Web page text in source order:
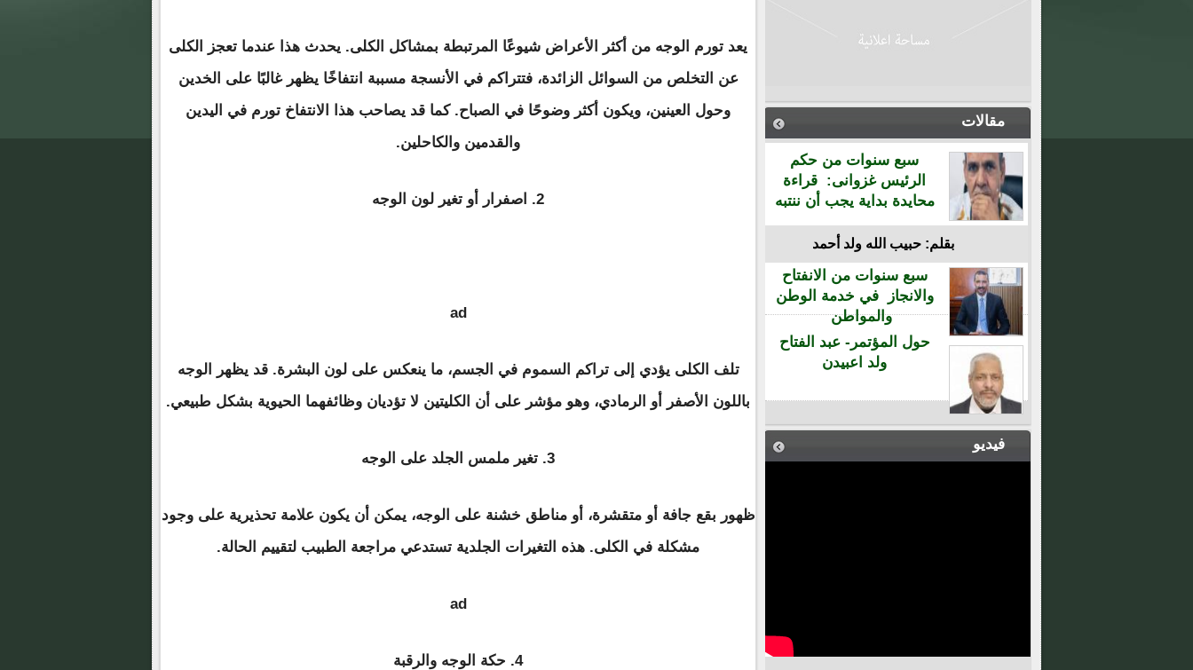
مقالات
سبع سنوات من حكم
الرئيس غزوانى: قراءة
محايدة بداية يجب أن ننتبه
بقلم: حبيب الله ولد أحمد
سبع سنوات من الانفتاح
والانجاز في خدمة الوطن
والمواطن
حول المؤتمر- عبد الفتاح
ولد اعبيدن
فيديو
يعد تورم الوجه من أكثر الأعراض شيوعًا المرتبطة بمشاكل الكلى. يحدث هذا عندما تعجز الكلى
عن التخلص من السوائل الزائدة، فتتراكم في الأنسجة مسببة انتفاخًا يظهر غالبًا على الخدين
وحول العينين، ويكون أكثر وضوحًا في الصباح. كما قد يصاحب هذا الانتفاخ تورم في اليدين
والقدمين والكاحلين.
2. اصفرار أو تغير لون الوجه
ad
تلف الكلى يؤدي إلى تراكم السموم في الجسم، ما ينعكس على لون البشرة. قد يظهر الوجه
باللون الأصفر أو الرمادي، وهو مؤشر على أن الكليتين لا تؤديان وظائفهما الحيوية بشكل طبيعي.
3. تغير ملمس الجلد على الوجه
ظهور بقع جافة أو متقشرة، أو مناطق خشنة على الوجه، يمكن أن يكون علامة تحذيرية على وجود
مشكلة في الكلى. هذه التغيرات الجلدية تستدعي مراجعة الطبيب لتقييم الحالة.
ad
4. حكة الوجه والرقبة